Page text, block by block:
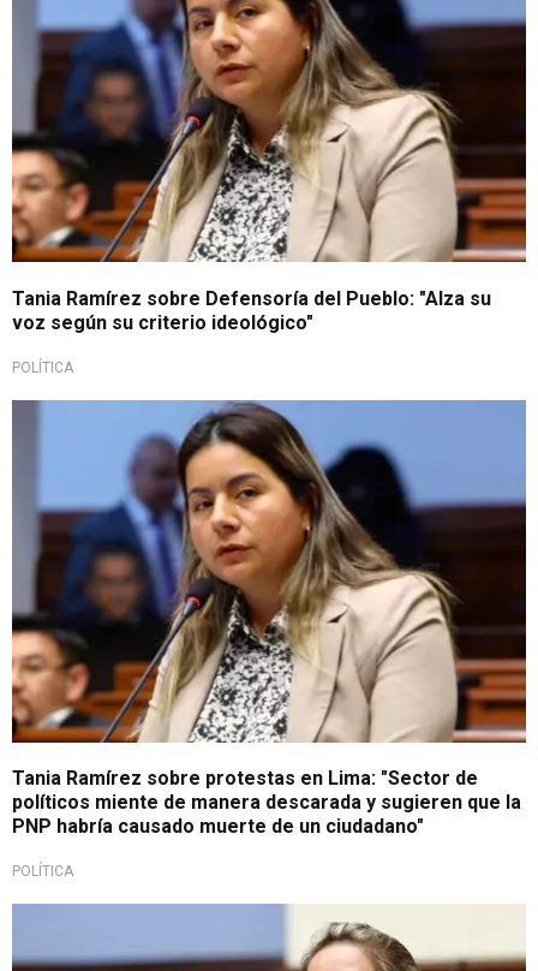
Tania Ramírez sobre Defensoría del Pueblo: "Alza su
voz según su criterio ideológico"
POLÍTICA
Tania Ramírez sobre protestas en Lima: "Sector de
políticos miente de manera descarada y sugieren que la
PNP habría causado muerte de un ciudadano"
POLÍTICA